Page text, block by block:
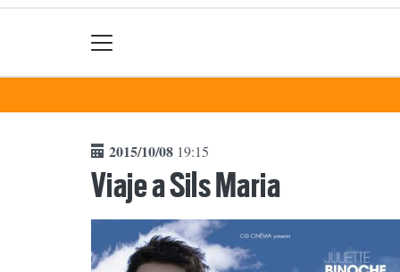
2015/10/08 19:15
Viaje a Sils Maria